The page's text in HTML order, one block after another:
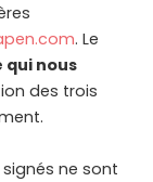
. Le
qui nous
des trois
ne sont